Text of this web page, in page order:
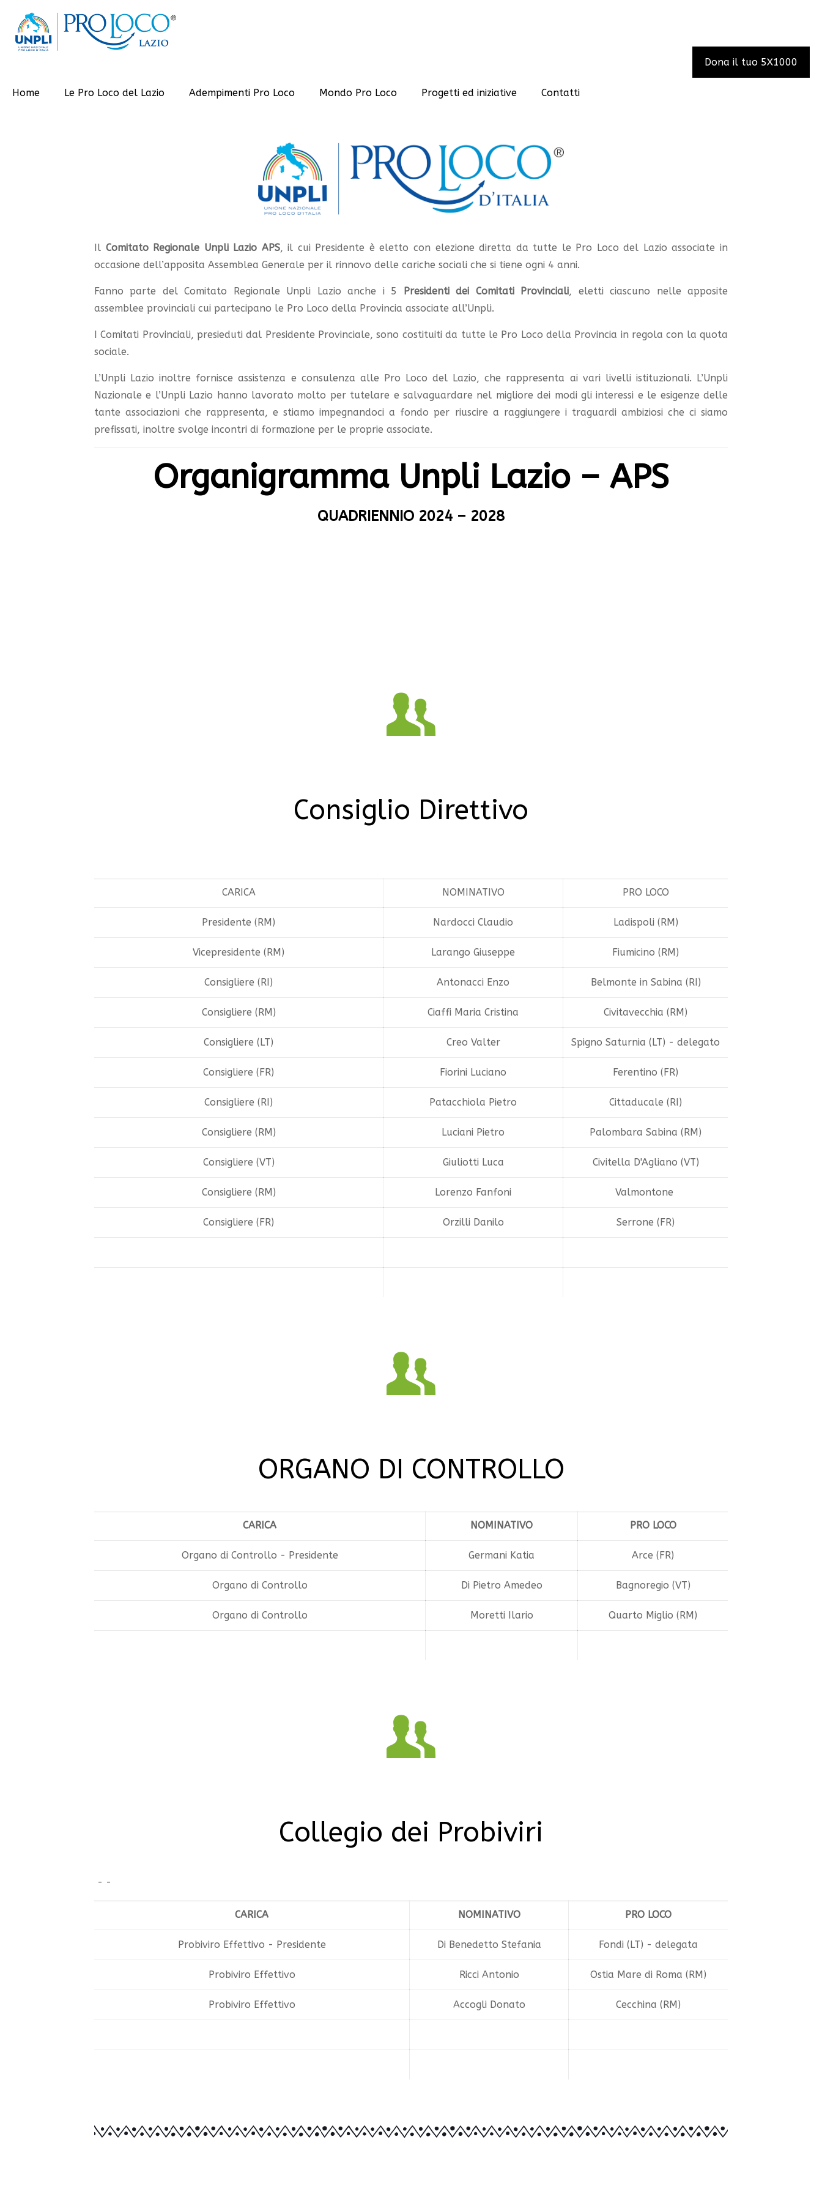
Home Le Pro Loco del Lazio Adempimenti Pro Loco Mondo Pro Loco Progetti ed iniziative Contatti
Dona il tuo 5X1000
Il Comitato Regionale Unpli Lazio APS, il cui Presidente è eletto con elezione diretta da tutte le Pro Loco del Lazio associate in
occasione dell’apposita Assemblea Generale per il rinnovo delle cariche sociali che si tiene ogni 4 anni.
Fanno parte del Comitato Regionale Unpli Lazio anche i 5 Presidenti dei Comitati Provinciali, eletti ciascuno nelle apposite
assemblee provinciali cui partecipano le Pro Loco della Provincia associate all’Unpli.
I Comitati Provinciali, presieduti dal Presidente Provinciale, sono costituiti da tutte le Pro Loco della Provincia in regola con la quota
sociale.
L’Unpli Lazio inoltre fornisce assistenza e consulenza alle Pro Loco del Lazio, che rappresenta ai vari livelli istituzionali. L’Unpli
Nazionale e l’Unpli Lazio hanno lavorato molto per tutelare e salvaguardare nel migliore dei modi gli interessi e le esigenze delle
tante associazioni che rappresenta, e stiamo impegnandoci a fondo per riuscire a raggiungere i traguardi ambiziosi che ci siamo
prefissati, inoltre svolge incontri di formazione per le proprie associate.
Organigramma Unpli Lazio – APS
QUADRIENNIO 2024 – 2028
Consiglio Direttivo
CARICA NOMINATIVO PRO LOCO
Presidente (RM) Nardocci Claudio Ladispoli (RM)
Vicepresidente (RM) Larango Giuseppe Fiumicino (RM)
Consigliere (RI) Antonacci Enzo Belmonte in Sabina (RI)
Consigliere (RM) Ciaffi Maria Cristina Civitavecchia (RM)
Consigliere (LT) Creo Valter Spigno Saturnia (LT) - delegato
Consigliere (FR) Fiorini Luciano Ferentino (FR)
Consigliere (RI) Patacchiola Pietro Cittaducale (RI)
Consigliere (RM) Luciani Pietro Palombara Sabina (RM)
Consigliere (VT) Giuliotti Luca Civitella D'Agliano (VT)
Consigliere (RM) Lorenzo Fanfoni Valmontone
Consigliere (FR) Orzilli Danilo Serrone (FR)
ORGANO DI CONTROLLO
CARICA NOMINATIVO PRO LOCO
Organo di Controllo - Presidente Germani Katia Arce (FR)
Organo di Controllo Di Pietro Amedeo Bagnoregio (VT)
Organo di Controllo Moretti Ilario Quarto Miglio (RM)
Collegio dei Probiviri
- -
CARICA NOMINATIVO PRO LOCO
Probiviro Effettivo - Presidente Di Benedetto Stefania Fondi (LT) - delegata
Probiviro Effettivo Ricci Antonio Ostia Mare di Roma (RM)
Probiviro Effettivo Accogli Donato Cecchina (RM)